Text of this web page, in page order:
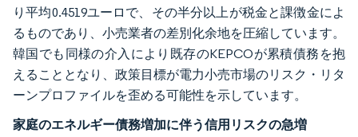
り平均0.4519ユーロで、その半分以上が税金と課徴金によ
るものであり、小売業者の差別化余地を圧縮しています。
韓国でも同様の介入により既存のKEPCOが累積債務を抱
えることとなり、政策目標が電力小売市場のリスク・リタ
ーンプロファイルを歪める可能性を示しています。
家庭のエネルギー債務増加に伴う信用リスクの急増